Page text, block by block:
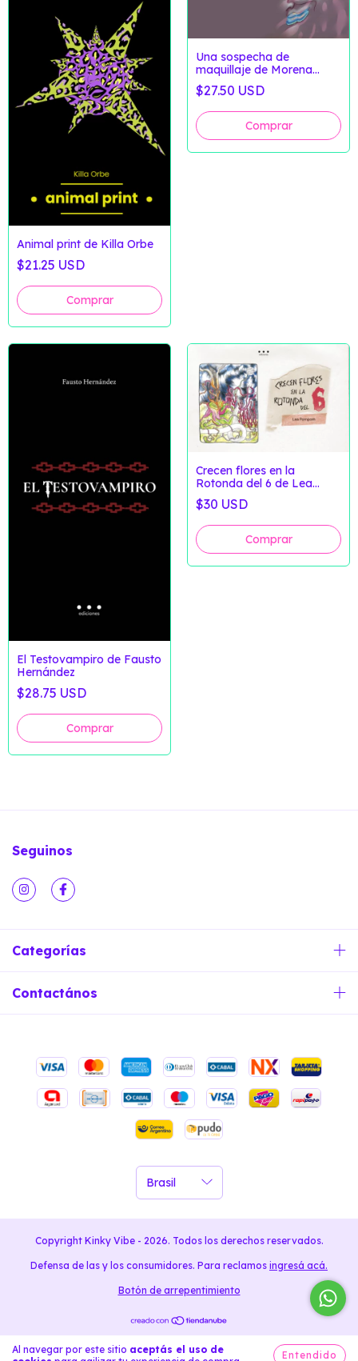
Al navegar por este sitio aceptás el uso de
Entendido
Animal print de Killa Orbe
$21.25 USD
Una sospecha de
maquillaje de Morena
García
$27.50 USD
El Testovampiro de Fausto
Hernández
$28.75 USD
Crecen flores en la
Rotonda del 6 de Lea
Pompom
$30 USD
Seguinos
Categorías
Contactános
Copyright Kinky Vibe - 2026. Todos los derechos reservados.
Defensa de las y los consumidores. Para reclamos ingresá acá.
Botón de arrepentimiento